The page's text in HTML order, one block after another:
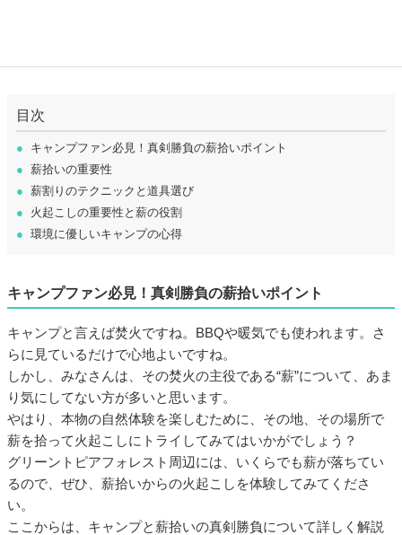
目次
●
キャンプファン必見！真剣勝負の薪拾いポイント
● 薪拾いの重要性
● 薪割りのテクニックと道具選び
●
火起こしの重要性と薪の役割
● 環境に優しいキャンプの心得
キャンプファン必見！真剣勝負の薪拾いポイント
キャンプと言えば焚火ですね。BBQや暖気でも使われます。さ
らに見ているだけで心地よいですね。
しかし、みなさんは、その焚火の主役である“薪”について、あま
り気にしてない方が多いと思います。
やはり、本物の自然体験を楽しむために、その地、その場所で
薪を拾って火起こしにトライしてみてはいかがでしょう？
グリーントピアフォレスト周辺には、いくらでも薪が落ちてい
るので、ぜひ、薪拾いからの火起こしを体験してみてくださ
い。
ここからは、キャンプと薪拾いの真剣勝負について詳しく解説